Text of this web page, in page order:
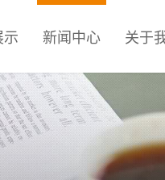
新闻中心 关于